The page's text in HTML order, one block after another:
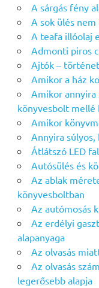
A sárgás fény
A sok ülés
A teafa illóolaj
Admonti piros
Ajtók –
Amikor a ház
Amikor annyira
könyvesbolt mellé
Amikor
Annyira súlyos,
Átlátszó LED
Autósülés és
Az ablak
könyvesboltban
Az autómosás
Az erdélyi
alapanyaga
Az olvasás
Az olvasás
legerősebb alapja